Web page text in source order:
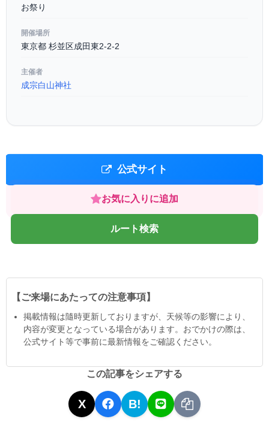
お祭り
開催場所
東京都 杉並区成田東2-2-2
主催者
成宗白山神社
公式サイト
お気に入りに追加
ルート検索
【ご来場にあたっての注意事項】
掲載情報は隨時更新しておりますが、天候等の影響により、
内容が変更となっている場合があります。おでかけの際は、
公式サイト等で事前に最新情報をご確認ください。
この記事をシェアする
X B!